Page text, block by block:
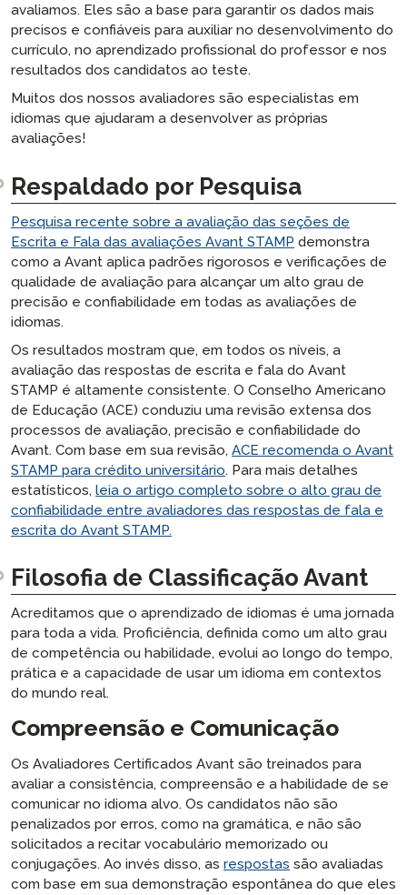
avaliamos. Eles são a base para garantir os dados mais
precisos e confiáveis para auxiliar no desenvolvimento do
currículo, no aprendizado profissional do professor e nos
resultados dos candidatos ao teste.
Muitos dos nossos avaliadores são especialistas em
idiomas que ajudaram a desenvolver as próprias
avaliações!
Respaldado por Pesquisa
Pesquisa recente sobre a avaliação das seções de
Escrita e Fala das avaliações Avant STAMP demonstra
como a Avant aplica padrões rigorosos e verificações de
qualidade de avaliação para alcançar um alto grau de
precisão e confiabilidade em todas as avaliações de
idiomas.
Os resultados mostram que, em todos os níveis, a
avaliação das respostas de escrita e fala do Avant
STAMP é altamente consistente. O Conselho Americano
de Educação (ACE) conduziu uma revisão extensa dos
processos de avaliação, precisão e confiabilidade do
Avant. Com base em sua revisão, ACE recomenda o Avant
STAMP para crédito universitário. Para mais detalhes
estatísticos, leia o artigo completo sobre o alto grau de
confiabilidade entre avaliadores das respostas de fala e
escrita do Avant STAMP.
Filosofia de Classificação Avant
Acreditamos que o aprendizado de idiomas é uma jornada
para toda a vida. Proficiência, definida como um alto grau
de competência ou habilidade, evolui ao longo do tempo,
prática e a capacidade de usar um idioma em contextos
do mundo real.
Compreensão e Comunicação
Os Avaliadores Certificados Avant são treinados para
avaliar a consistência, compreensão e a habilidade de se
comunicar no idioma alvo. Os candidatos não são
penalizados por erros, como na gramática, e não são
solicitados a recitar vocabulário memorizado ou
conjugações. Ao invés disso, as respostas são avaliadas
com base em sua demonstração espontânea do que eles